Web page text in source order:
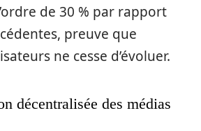
de 30 % par rapport
preuve que
ne cesse d’évoluer.
décentralisée des médias